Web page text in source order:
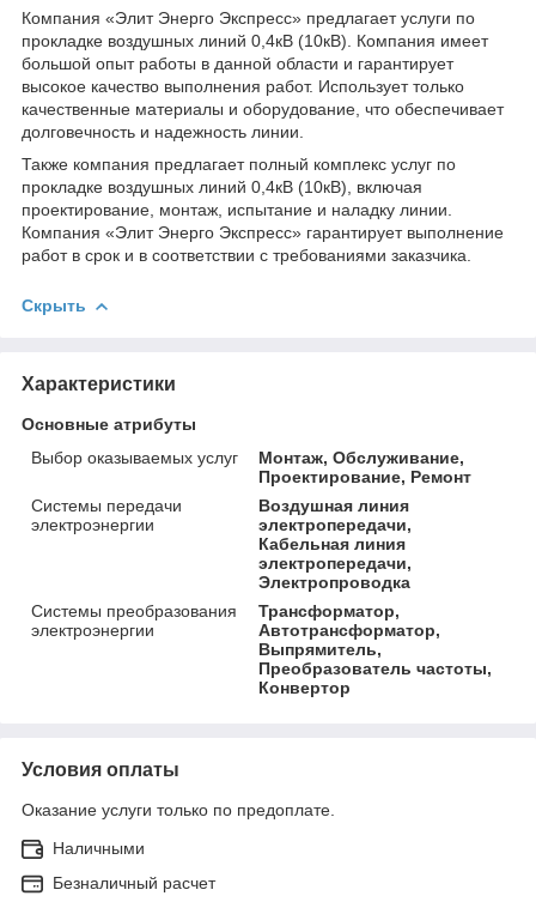
Компания «Элит Энерго Экспресс» предлагает услуги по
прокладке воздушных линий 0,4кВ (10кВ). Компания имеет
большой опыт работы в данной области и гарантирует
высокое качество выполнения работ. Использует только
качественные материалы и оборудование, что обеспечивает
долговечность и надежность линии.
Также компания предлагает полный комплекс услуг по
прокладке воздушных линий 0,4кВ (10кВ), включая
проектирование, монтаж, испытание и наладку линии.
Компания «Элит Энерго Экспресс» гарантирует выполнение
работ в срок и в соответствии с требованиями заказчика.
Скрыть
Характеристики
Основные атрибуты
Выбор оказываемых услуг
Монтаж, Обслуживание,
Проектирование, Ремонт
Системы передачи
электроэнергии
Воздушная линия
электропередачи,
Кабельная линия
электропередачи,
Электропроводка
Системы преобразования
электроэнергии
Трансформатор,
Автотрансформатор,
Выпрямитель,
Преобразователь частоты,
Конвертор
Условия оплаты
Оказание услуги только по предоплате.
Наличными
Безналичный расчет